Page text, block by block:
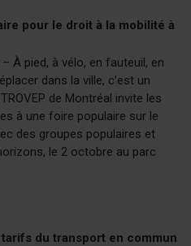
pour le droit à la mobilité à
– À pied, à vélo, en fauteuil, en
dans la ville, c’est un
de Montréal invite les
à une foire populaire sur le
des groupes populaires et
le 2 octobre au parc
du transport en commun